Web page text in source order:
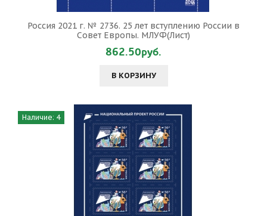
Россия 2021 г. № 2736. 25 лет вступлению России в
Совет Европы. МЛУФ(Лист)
862.50руб.
В КОРЗИНУ
Наличие: 4